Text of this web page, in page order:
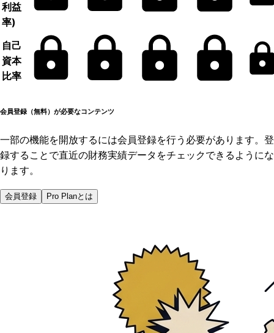
利益
率)
自己
資本
比率
会員登録（無料）が必要なコンテンツ
一部の機能を開放するには会員登録を行う必要があります。登
録することで直近の財務実績データをチェックできるようにな
ります。
会員登録 Pro Planとは